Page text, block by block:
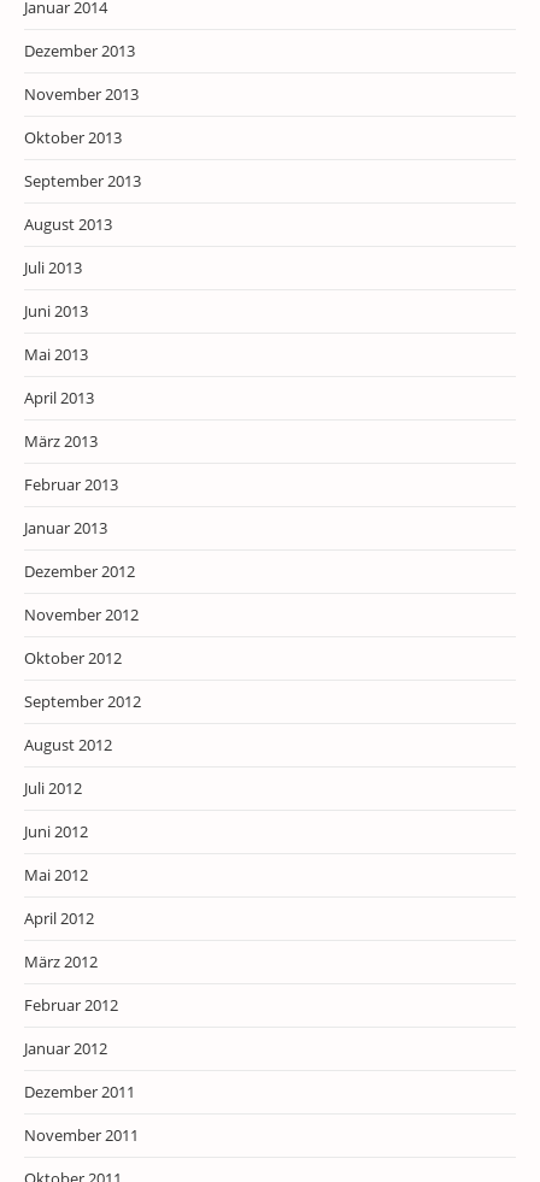
Januar 2014
Dezember 2013
November 2013
Oktober 2013
September 2013
August 2013
Juli 2013
Juni 2013
Mai 2013
April 2013
März 2013
Februar 2013
Januar 2013
Dezember 2012
November 2012
Oktober 2012
September 2012
August 2012
Juli 2012
Juni 2012
Mai 2012
April 2012
März 2012
Februar 2012
Januar 2012
Dezember 2011
November 2011